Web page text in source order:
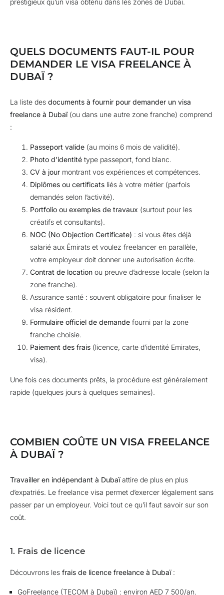
prestigieux qu’un visa obtenu dans les zones de Dubaï.
QUELS DOCUMENTS FAUT-IL POUR
DEMANDER LE VISA FREELANCE À
DUBAÏ ?
La liste des documents à fournir pour demander un visa
freelance à Dubaï(ou dans une autre zone franche) comprend
:
Passeport valide (au moins 6 mois de validité).
Photo d’identité type passeport, fond blanc.
CV à jour montrant vos expériences et compétences.
Diplômes ou certificats liés à votre métier (parfois
demandés selon l’activité).
Portfolio ou exemples de travaux (surtout pour les
créatifs et consultants).
NOC (No Objection Certificate) : si vous êtes déjà
salarié aux Émirats et voulez freelancer en parallèle,
votre employeur doit donner une autorisation écrite.
Contrat de location ou preuve d’adresse locale (selon la
zone franche).
Assurance santé : souvent obligatoire pour finaliser le
visa résident.
Formulaire officiel de demande fourni par la zone
franche choisie.
Paiement des frais (licence, carte d’identité Emirates,
visa).
Une fois ces documents prêts, la procédure est généralement
rapide (quelques jours à quelques semaines).
COMBIEN COÛTE UN VISA FREELANCE
À DUBAÏ ?
Travailler en indépendant à Dubaïattire de plus en plus
d’expatriés. Le freelance visa permet d’exercer légalement sans
passer par un employeur. Voici tout ce qu’il faut savoir sur son
coût.
1. Frais de licence
Découvrons les frais de licence freelance à Dubaï:
GoFreelance (TECOM à Dubaï) : environ AED 7 500/an.